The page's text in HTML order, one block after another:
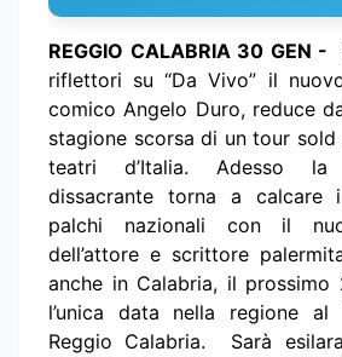
REGGIO CALABRIA 30 GEN -
riflettori su “Da Vivo” il
comico Angelo Duro, reduce
stagione scorsa di un tour
teatri d’Italia. Adesso
dissacrante torna a calcare
palchi nazionali con il
dell’attore e scrittore
anche in Calabria, il
l’unica data nella regione
Reggio Calabria. Sarà